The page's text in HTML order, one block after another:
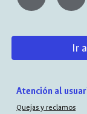
Ir
Atención al
Quejas y reclamos